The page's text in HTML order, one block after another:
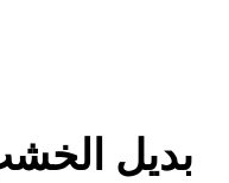
بديل